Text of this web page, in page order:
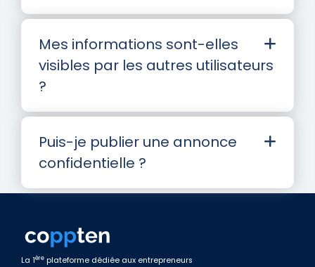
Mes informations sont-elles
visibles par les autres utilisateurs
?
Puis-je publier une annonce
confidentielle ?
La 1ère plateforme dédiée aux entrepreneurs